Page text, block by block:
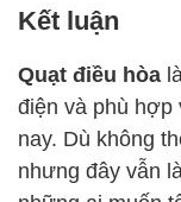
Kết luận
Quạt điều hòa
điện và phù hợp
nay. Dù không
nhưng đây vẫn